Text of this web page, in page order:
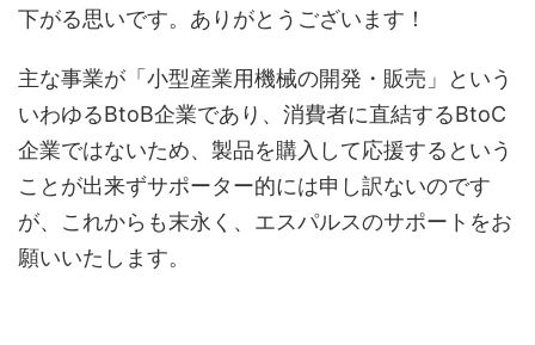
下がる思いです。ありがとうございます！
主な事業が「小型産業用機械の開発・販売」という
いわゆるBtoB企業であり、消費者に直結するBtoC
企業ではないため、製品を購入して応援するという
ことが出来ずサポーター的には申し訳ないのです
が、これからも末永く、エスパルスのサポートをお
願いいたします。